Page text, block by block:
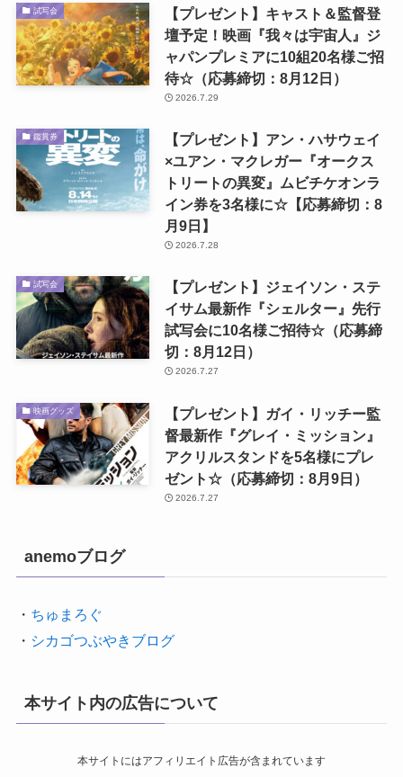
試写会
【プレゼント】キャスト＆監督登
壇予定！映画『我々は宇宙人』ジ
ャパンプレミアに10組20名様ご招
待☆（応募締切：8月12日）
2026.7.29
鑑賞券
【プレゼント】アン・ハサウェイ
×ユアン・マクレガー『オークス
トリートの異変』ムビチケオンラ
イン券を3名様に☆【応募締切：8
月9日】
2026.7.28
試写会
【プレゼント】ジェイソン・ステ
イサム最新作『シェルター』先行
試写会に10名様ご招待☆（応募締
切：8月12日）
2026.7.27
映画グッズ
【プレゼント】ガイ・リッチー監
督最新作『グレイ・ミッション』
アクリルスタンドを5名様にプレ
ゼント☆（応募締切：8月9日）
2026.7.27
anemoブログ
・ ちゅまろぐ
・ シカゴつぶやきブログ
本サイト内の広告について
本サイトにはアフィリエイト広告が含まれています